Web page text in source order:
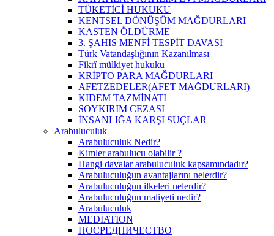
TÜKETİCİ HUKUKU
KENTSEL DÖNÜŞÜM MAĞDURLARI
KASTEN ÖLDÜRME
3. ŞAHIS MENFİ TESPİT DAVASI
Türk Vatandaşlığının Kazanılması
Fikrî mülkiyet hukuku
KRİPTO PARA MAĞDURLARI
AFETZEDELER(AFET MAĞDURLARI)
KIDEM TAZMİNATI
SOYKIRIM CEZASI
İNSANLIĞA KARŞI SUÇLAR
Arabuluculuk
Arabuluculuk Nedir?
Kimler arabulucu olabilir ?
Hangi davalar arabuluculuk kapsamındadır?
Arabuluculuğun avantajlarını nelerdir?
Arabuluculuğun ilkeleri nelerdir?
Arabuluculuğun maliyeti nedir?
Arabuluculuk
MEDIATION
ПОСРЕДНИЧЕСТВО